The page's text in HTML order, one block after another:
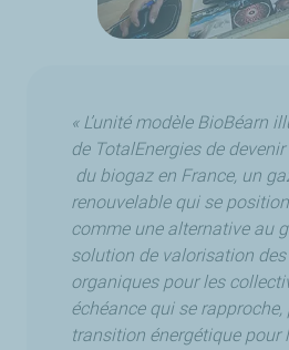
« L’unité modèle BioBéarn
de TotalEnergies de
du biogaz en France, un
renouvelable qui se
comme une alternative au
solution de valorisation
organiques pour les
échéance qui se
transition énergétique pour